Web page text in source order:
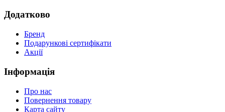
Додатково
Бренд
Подарункові сертифікати
Акції
Інформація
Про нас
Повернення товару
Карта сайту